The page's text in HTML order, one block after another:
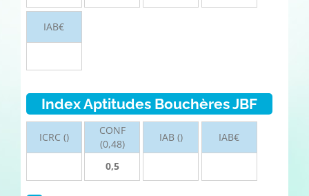
IAB€
Index Aptitudes Bouchères JBF
ICRC ()
CONF
(0,48)
0,5
IAB () IAB€